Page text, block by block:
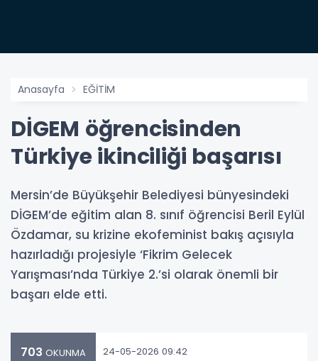
Anasayfa EĞİTİM
DİGEM öğrencisinden
Türkiye ikinciliği başarısı
Mersin’de Büyükşehir Belediyesi bünyesindeki
DİGEM’de eğitim alan 8. sınıf öğrencisi Beril Eylül
Özdamar, su krizine ekofeminist bakış açısıyla
hazırladığı projesiyle ‘Fikrim Gelecek
Yarışması’nda Türkiye 2.’si olarak önemli bir
başarı elde etti.
703 OKUNMA 24-05-2026 09:42